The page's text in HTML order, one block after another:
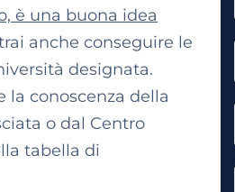
è una buona idea
anche conseguire le
designata.
la conoscenza della
o dal Centro
tabella di